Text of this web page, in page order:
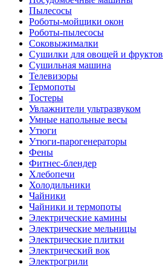
Пылесосы
Роботы-мойщики окон
Роботы-пылесосы
Соковыжималки
Сушилки для овощей и фруктов
Сушильная машина
Телевизоры
Термопоты
Тостеры
Увлажнители ультразвуком
Умные напольные весы
Утюги
Утюги-парогенераторы
Фены
Фитнес-блендер
Хлебопечи
Холодильники
Чайники
Чайники и термопоты
Электрические камины
Электрические мельницы
Электрические плитки
Электрический вок
Электрогрили